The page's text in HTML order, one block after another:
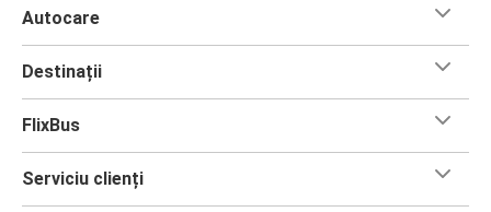
Autocare
Destinații
FlixBus
Serviciu clienți